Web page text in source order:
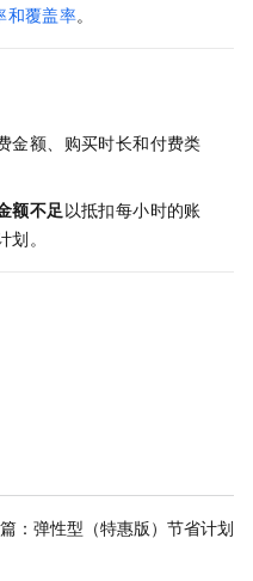
和覆盖率。
金额、购买时长和付费类
额不足以抵扣每小时的账
。
： 弹性型（特惠版）节省计划